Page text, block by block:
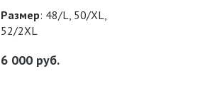
Размер: 48/L, 50/XL,
52/2XL
6 000руб.